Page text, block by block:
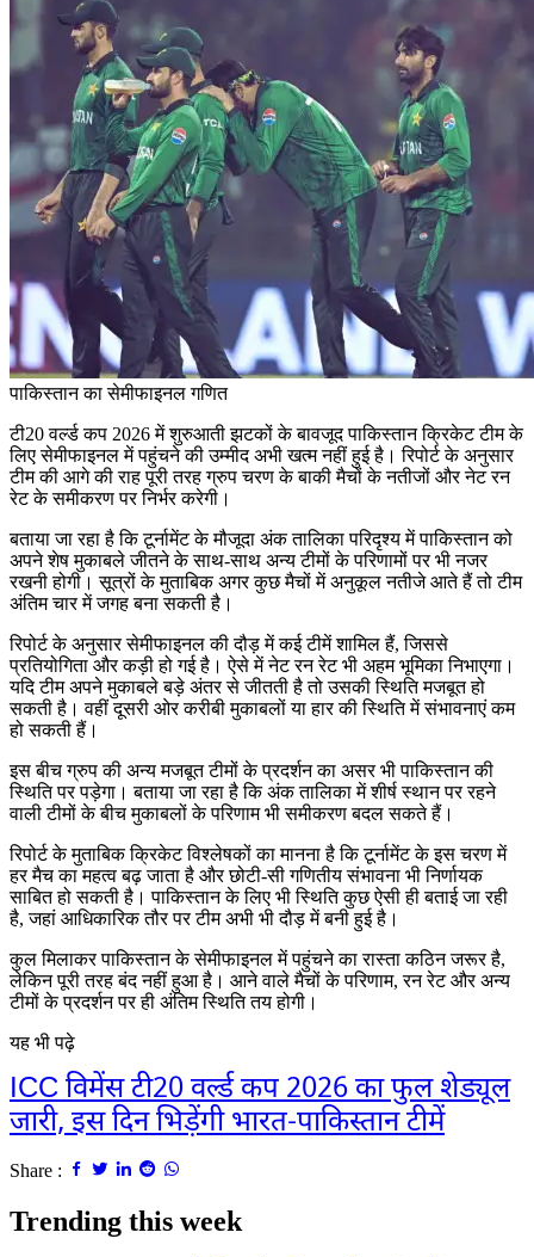
पाकिस्तान का सेमीफाइनल गणित
टी20 वर्ल्ड कप 2026 में शुरुआती झटकों के बावजूद पाकिस्तान क्रिकेट टीम के
लिए सेमीफाइनल में पहुंचने की उम्मीद अभी खत्म नहीं हुई है। रिपोर्ट के अनुसार
टीम की आगे की राह पूरी तरह ग्रुप चरण के बाकी मैचों के नतीजों और नेट रन
रेट के समीकरण पर निर्भर करेगी।
बताया जा रहा है कि टूर्नामेंट के मौजूदा अंक तालिका परिदृश्य में पाकिस्तान को
अपने शेष मुकाबले जीतने के साथ-साथ अन्य टीमों के परिणामों पर भी नजर
रखनी होगी। सूत्रों के मुताबिक अगर कुछ मैचों में अनुकूल नतीजे आते हैं तो टीम
अंतिम चार में जगह बना सकती है।
रिपोर्ट के अनुसार सेमीफाइनल की दौड़ में कई टीमें शामिल हैं, जिससे
प्रतियोगिता और कड़ी हो गई है। ऐसे में नेट रन रेट भी अहम भूमिका निभाएगा।
यदि टीम अपने मुकाबले बड़े अंतर से जीतती है तो उसकी स्थिति मजबूत हो
सकती है। वहीं दूसरी ओर करीबी मुकाबलों या हार की स्थिति में संभावनाएं कम
हो सकती हैं।
इस बीच ग्रुप की अन्य मजबूत टीमों के प्रदर्शन का असर भी पाकिस्तान की
स्थिति पर पड़ेगा। बताया जा रहा है कि अंक तालिका में शीर्ष स्थान पर रहने
वाली टीमों के बीच मुकाबलों के परिणाम भी समीकरण बदल सकते हैं।
रिपोर्ट के मुताबिक क्रिकेट विश्लेषकों का मानना है कि टूर्नामेंट के इस चरण में
हर मैच का महत्व बढ़ जाता है और छोटी-सी गणितीय संभावना भी निर्णायक
साबित हो सकती है। पाकिस्तान के लिए भी स्थिति कुछ ऐसी ही बताई जा रही
है, जहां आधिकारिक तौर पर टीम अभी भी दौड़ में बनी हुई है।
कुल मिलाकर पाकिस्तान के सेमीफाइनल में पहुंचने का रास्ता कठिन जरूर है,
लेकिन पूरी तरह बंद नहीं हुआ है। आने वाले मैचों के परिणाम, रन रेट और अन्य
टीमों के प्रदर्शन पर ही अंतिम स्थिति तय होगी।
यह भी पढ़े
ICC विमेंस टी20 वर्ल्ड कप 2026 का फुल शेड्यूल
जारी, इस दिन भिड़ेंगी भारत-पाकिस्तान टीमें
Share :
Trending this week